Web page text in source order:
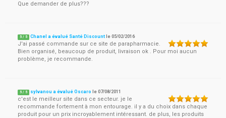
Que demander de plus???
5 / 5 Chanel a évalué Santé Discount le05/02/2016
J'ai passé commande sur ce site de parapharmacie.
Bien organisé, beaucoup de produit, livraison ok . Pour moi aucun
problème, je recommande.
5 / 5 sylvanou a évalué Oscaro le07/08/2011
c'est le meilleur site dans ce secteur. je le
recommande fortement à mon entourage. il y a du choix dans chaque
produit pour un prix incroyablement intéressant. de plus, les produits